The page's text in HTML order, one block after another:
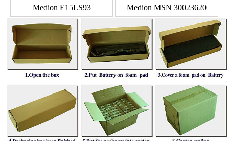
Medion E15LS93 Medion MSN 30023620